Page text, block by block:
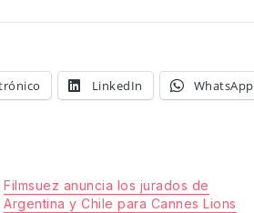
LinkedIn WhatsApp
Filmsuez anuncia los jurados de
Argentina y Chile para Cannes Lions